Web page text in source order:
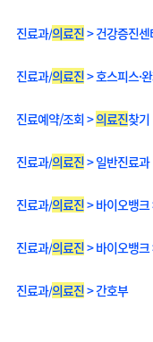
진료과/의료진> 건강증진센
진료과/의료진> 호스피스·
진료예약/조회 >의료진찾기
진료과/의료진> 일반진료과
진료과/의료진> 바이오뱅크
진료과/의료진> 바이오뱅크
진료과/의료진> 간호부